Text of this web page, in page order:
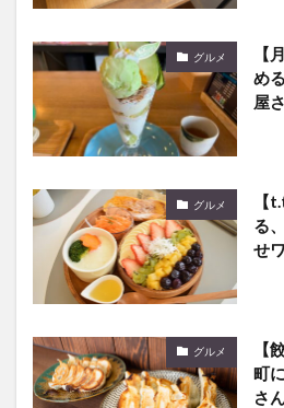
グルメ
【
め
屋
グルメ
【
る
せ
グルメ
【
町
さ